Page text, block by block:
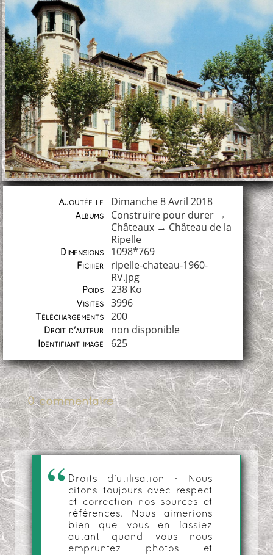
Ajoutée le Dimanche 8 Avril 2018
Albums Construire pour durer→
Châteaux→ Château de la
Ripelle
Dimensions 1098*769
Fichier
ripelle-chateau-1960-
RV.jpg
Poids 238 Ko
Visites 3996
Téléchargements 200
Droit d'auteur non disponible
Identifiant image 625
0 commentaire
Droits d'utilisation - Nous
citons toujours avec respect
et correction nos sources et
références. Nous aimerions
bien que vous en fassiez
autant quand vous nous
empruntez photos et